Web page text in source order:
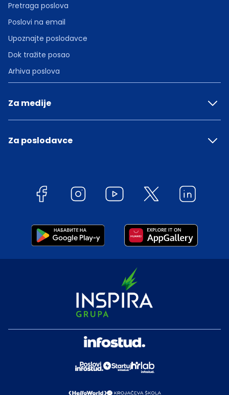
Pretraga poslova
Poslovi na email
Upoznajte poslodavce
Dok tražite posao
Arhiva poslova
Za medije
Za poslodavce